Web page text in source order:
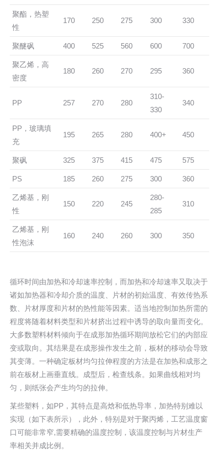
聚酯，热塑
性
170 250 275 300 330
聚醚砜 400 525 560 600 700
聚乙烯，高
密度
180 260 270 295 360
PP 257 270 280
310-
330
340
PP，玻璃填
充
195 265 280 400+ 450
聚砜 325 375 415 475 575
PS 185 260 275 300 360
乙烯基，刚
性
150 220 245
280-
285
310
乙烯基，刚
性泡沫
160 240 260 300 350
循环时间由加热和冷却速率控制，而加热和冷却速率又取决于
诸如加热器和冷却介质的温度、片材的初始温度、有效传热系
数、片材厚度和片材的热性能等因素。适当地控制加热所需的
程度将随着材料类型和片材挤出过程中诱导的取向量而变化。
大多数塑料材料倾向于在成形加热循环期间放松它们的内部应
变或取向。其结果是在成形操作发生之前，板材的移动会导致
其变薄。一种确定板材均匀拉伸程度的方法是在加热和成形之
前在板材上画垂直线。成型后，检查线条。如果曲线相对均
匀，则纸张会产生均匀的拉伸。
某些塑料，如PP，其特点是高焓和低热导率，加热特别难以
实现（如下表所示），此外，特别是对于聚丙烯，工艺温度窗
口可能非常窄,需要精确的温度控制，该温度控制与片材生产
率相关并成比例。